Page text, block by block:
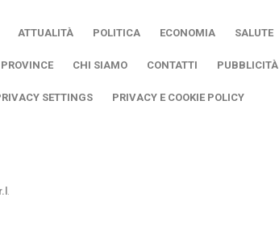
ATTUALITÀ POLITICA ECONOMIA SALUTE
PROVINCE CHI SIAMO CONTATTI PUBBLICITÀ
SETTINGS PRIVACY E COOKIE POLICY
.